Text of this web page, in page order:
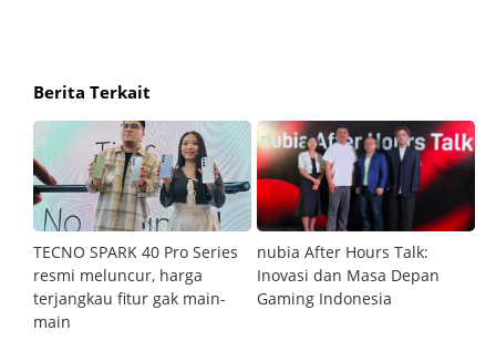
Berita Terkait
TECNO SPARK 40 Pro Series
resmi meluncur, harga
terjangkau fitur gak main-
main
nubia After Hours Talk:
Inovasi dan Masa Depan
Gaming Indonesia